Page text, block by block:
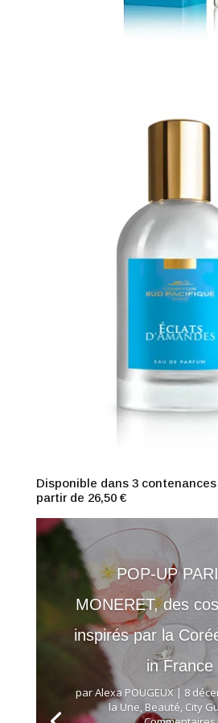
Disponible dans 3 contenances
partir de 26,50 €
POP-UP
MONERET, des
inspirés par la
in France
parAlexa POUGEUX| 8
la Une, Beauté, City